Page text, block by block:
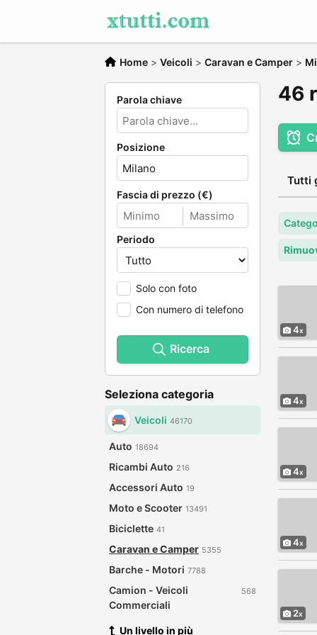
Home > Veicoli > Caravan e Camper >
Parola chiave
Posizione
Fascia di prezzo (€)
Periodo
Solo con foto
Con numero di telefono
Ricerca
Seleziona categoria
Veicoli 46170
Auto 18694
Ricambi Auto 216
Accessori Auto 19
Moto e Scooter 13491
Biciclette 41
Caravan e Camper 5355
Barche - Motori 7788
Camion - Veicoli
Commerciali
568
Un livello in più
46
Tutti
4
4
4
4
2